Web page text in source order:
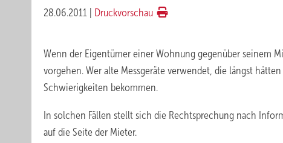
28.06.2011
Druckvorschau
Wenn der Eigentümer einer Wohnung gegenüber seinem
vorgehen. Wer alte Messgeräte verwendet, die längst
Schwierigkeiten bekommen.
In solchen Fällen stellt sich die Rechtsprechung nach
auf die Seite der Mieter.